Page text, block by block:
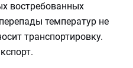
востребованных
температур не
транспортировку.